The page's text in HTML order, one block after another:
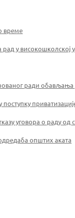
време
у високошколској
ради
уговора о раду од
општих аката